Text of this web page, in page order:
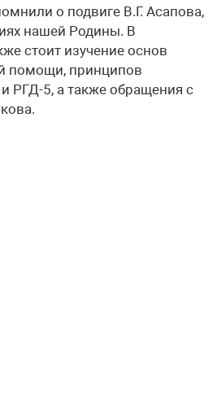
о подвиге В.Г. Асапова,
нашей Родины. В
стоит изучение основ
помощи, принципов
РГД-5, а также обращения с